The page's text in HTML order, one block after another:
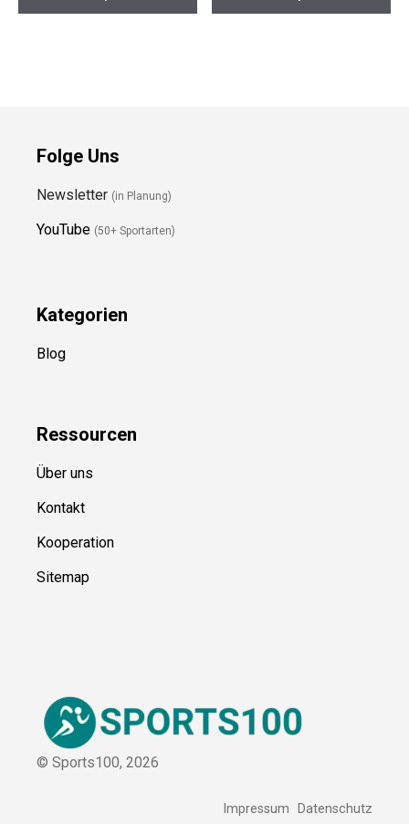
Preis prüfen Preis prüfen
Newsletter
Ressource
Über uns
Kontakt
Kooperation